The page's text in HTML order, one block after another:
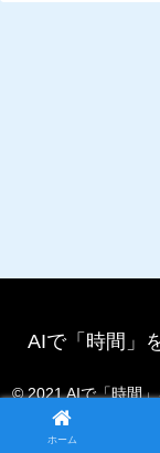
AIで「時間」
© 2021 AIで「時間
ホーム